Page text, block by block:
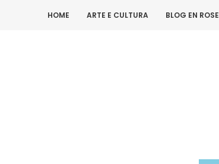
HOME ARTE E CULTURA BLOG EN ROSE